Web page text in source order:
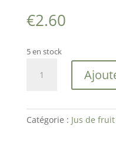
€2.60
5 en stock
Goyavier
Catégorie : Jus de